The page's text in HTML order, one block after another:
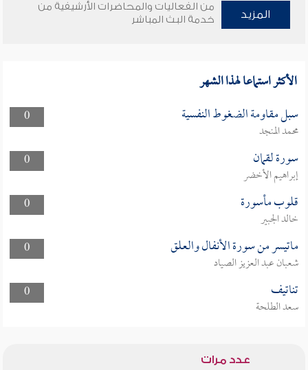
المزيد
من الفعاليات والمحاضرات الأرشيفية من
خدمة البث المباشر
الأكثر استماعا لهذا الشهر
0 سبل مقاومة الضغوط النفسية
محمد المنجد
0
سورة لقمان
إبراهيم الأخضر
0
قلوب مأسورة
خالد الجبير
0
ماتيسر من سورة الأنفال والعلق
شعبان عبد العزيز الصياد
0
تناتيف
سعد الطلحة
عدد مرات